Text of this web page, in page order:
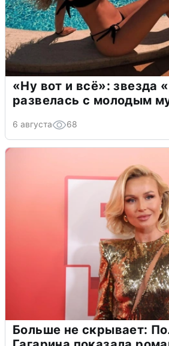
«Ну вот и всё»: звезда
развелась с молодым
6 августа 68
Больше не скрывает: